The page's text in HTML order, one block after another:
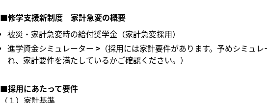
■修学支援新制度 家計急変の概要
被災・家計急変時の給付奨学金（家計急変採用）
進学資金シミュレーター
（採用には家計要件があります。予めシミュ
れ、家計要件を満たしているかご確認ください。）
■採用にあたって要件
（１）家計基準